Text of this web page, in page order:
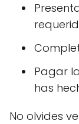
Pagar
has
No olvides